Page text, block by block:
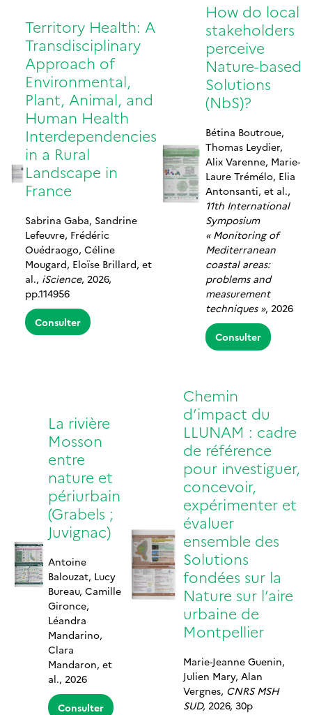
Territory Health: A
Transdisciplinary
Approach of
Environmental,
Plant, Animal, and
Human Health
Interdependencies
in a Rural
Landscape in
France
Sabrina Gaba, Sandrine
Lefeuvre, Frédéric
Ouédraogo, Céline
Mougard, Eloïse Brillard, et
al., iScience, 2026,
pp.114956
Consulter
How do local
stakeholders
perceive
Nature-based
Solutions
(NbS)?
Bétina Boutroue,
Thomas Leydier,
Alix Varenne, Marie-
Laure Trémélo, Elia
Antonsanti, et al.,
11th International
Symposium
« Monitoring of
Mediterranean
coastal areas:
problems and
measurement
techniques », 2026
Consulter
La rivière
Mosson
entre
nature et
périurbain
(Grabels ;
Juvignac)
Antoine
Balouzat, Lucy
Bureau, Camille
Gironce,
Léandra
Mandarino,
Clara
Mandaron, et
al., 2026
Consulter
Chemin
d’impact du
LLUNAM : cadre
de référence
pour investiguer,
concevoir,
expérimenter et
évaluer
ensemble des
Solutions
fondées sur la
Nature sur l’aire
urbaine de
Montpellier
Marie-Jeanne Guenin,
Julien Mary, Alan
Vergnes, CNRS MSH
SUD, 2026, 30p